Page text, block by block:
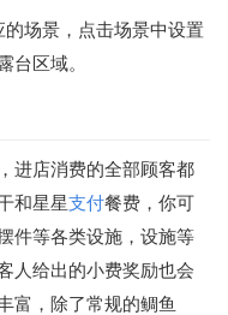
场景，点击场景中设置
台区域。
进店消费的全部顾客都
和星星支付餐费，你可
件等各类设施，设施等
人给出的小费奖励也会
富，除了常规的鲷鱼